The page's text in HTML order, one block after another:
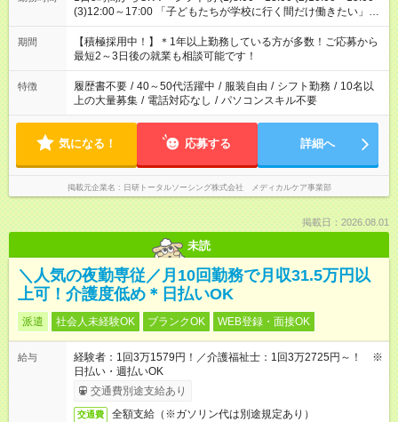
(3)12:00～17:00 「子どもたちが学校に行く間だけ働きたい」
「余裕を持って夕飯の準備がしたい」 「午前中は働いて、午後
はプライベートの時間にしたい」 など、ご希望を教えてくださ
いね。 ※Wワーク希望の方へ 今ご覧のお仕事で希望する勤務時
間と、もう1つのお仕事の勤務時間。 合計で週40時間を超える
場合は応募できません。
期間
【積極採用中！】＊1年以上勤務している方が多数！ご応募から
最短2～3日後の就業も相談可能です！
特徴 履歴書不要 / 40～50代活躍中 / 服装自由 / シフト勤務 / 10名以
上の大量募集 / 電話対応なし / パソコンスキル不要
気になる！ 応募する 詳細へ
掲載元企業名 日研トータルソーシング株式会社 メディカルケア事業部
掲載日：2026.08.01
未読
＼人気の夜勤専従／月10回勤務で月収31.5万円以
上可！介護度低め＊日払いOK
派遣 社会人未経験OK ブランクOK WEB登録・面接OK
給与
経験者：1回3万1579円！／介護福祉士：1回3万2725円～！ ※
日払い・週払いOK
交通費別途支給あり
交通費 全額支給（※ガソリン代は別途規定あり）